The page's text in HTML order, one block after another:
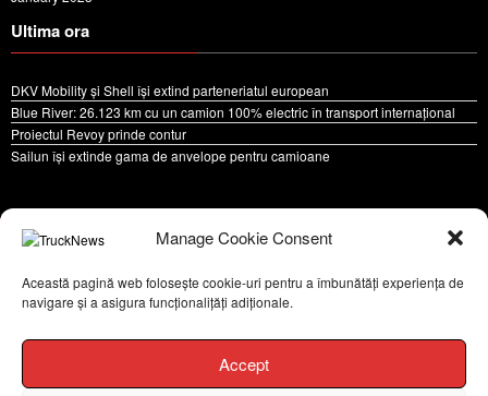
Manage Cookie Consent
Această pagină web folosește cookie-uri pentru a îmbunătăți experiența de
navigare și a asigura funcționalițăți adiționale.
Accept
January 2023
Ultima ora
DKV Mobility și Shell își extind parteneriatul european
Blue River: 26.123 km cu un camion 100% electric în transport internațional
Proiectul Revoy prinde contur
Sailun își extinde gama de anvelope pentru camioane
Cookie Policy (EU)
Despre noi
Contact
Copyright © 2024 by TruckNews.ro Toate drepturile sunt rezervate | Powered By